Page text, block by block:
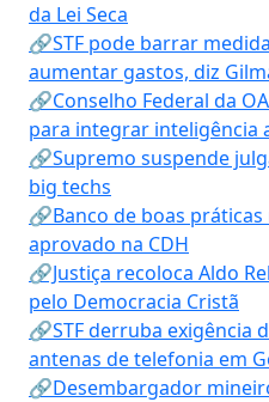
da Lei Seca
🔗STF pode barrar
aumentar gastos, diz
🔗Conselho Federal da
para integrar inteligência
🔗Supremo suspende
big techs
🔗Banco de boas
aprovado na CDH
🔗Justiça recoloca Aldo
pelo Democracia Cristã
🔗STF derruba exigência
antenas de telefonia em
🔗Desembargador